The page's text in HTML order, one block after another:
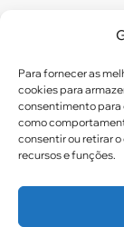
Para fornecer as
cookies para
consentimento para
como
consentir ou retirar
recursos e funções.
Links úteis
Certidão de
Parceiros